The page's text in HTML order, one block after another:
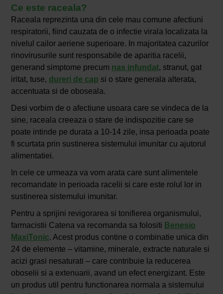
Ce este raceala?
Raceala reprezinta una din cele mau comune afectiuni
respiratorii, fiind cauzata de o infectie virala localizata la
nivelul cailor aeriene superioare. In majoritatea cazurilor
rinovirusurile sunt responsabile de aparitia racelii,
generand simptome precum nas infundat, stranut, gat
iritat, tuse, dureri de cap si o stare generala alterata,
accentuata si de oboseala.
Desi vorbim de o afectiune usoara care se vindeca de la
sine, raceala creeaza o stare de indispozitie care se
poate intinde pe durata a 10-14 zile, insa perioada poate
fi scurtata prin sustinerea sistemului imunitar cu ajutorul
alimentatiei.
In cele ce urmeaza va vom arata care sunt alimentele
recomandate in perioada racelii si care este rolul lor in
sustinerea sistemului imunitar.
Pentru a sprijini revigorarea si tonifierea organismului,
farmacistii Catena va recomanda sa folositi Benesio
MaxiTonic. Acest produs contine o combinatie unica din
24 de elemente – vitamine, minerale, extracte naturale si
acizi grasi nesaturati – care contribuie la reducerea
oboselii si a extenuarii, avand un efect energizant. Este
un produs util pentru functionarea normala a sistemului